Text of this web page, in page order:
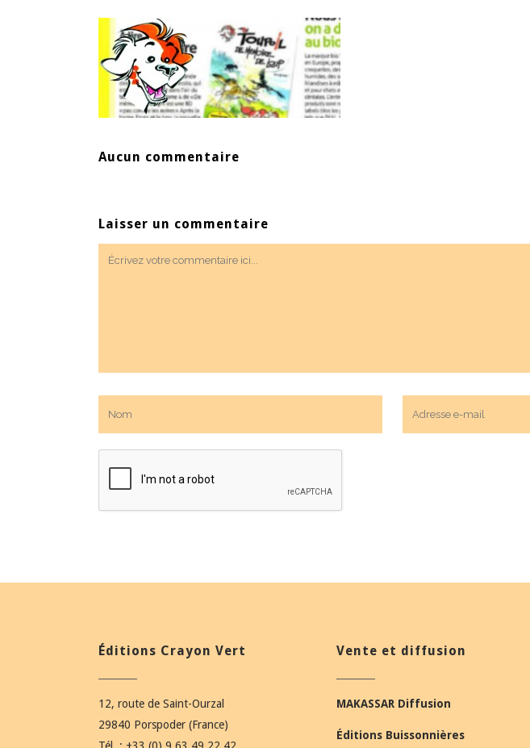
Aucun commentaire
Laisser un commentaire
Éditions Crayon Vert
12, route de Saint-Ourzal
29840 Porspoder (France)
Vente et diffusion
MAKASSAR Diffusion
Éditions Buissonnières